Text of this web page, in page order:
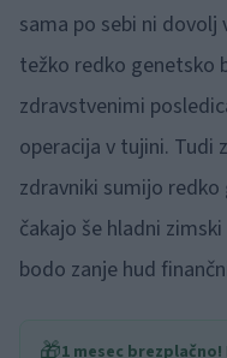
sama po sebi ni dovolj
težko redko genetsko
zdravstvenimi
operacija v tujini. Tudi
zdravniki sumijo
čakajo še hladni
bodo zanje hud
🎁1 mesec brezplačno!